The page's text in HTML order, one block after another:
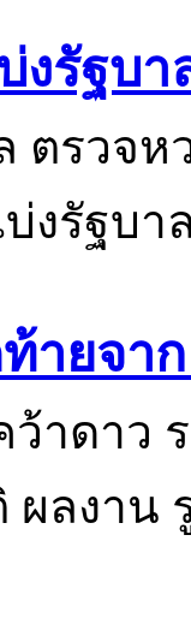
งรัฐบา
ตรวจ
งรัฐบา
ยจาก
ว้าดาว
ผลงาน